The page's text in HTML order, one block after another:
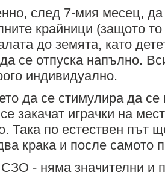
след 7-мия месец,
крайници (защото
до земята, като
се отпуска напълно.
индивидуално.
да се стимулира да се
закачат играчки на
Така по естествен път
крака и после самото
- няма значителни и